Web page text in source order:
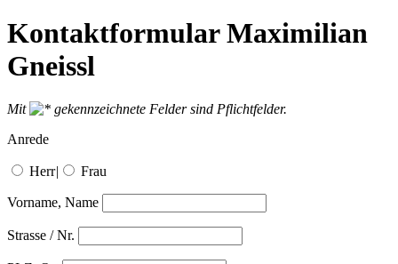
Kontaktformular Maximilian
Gneissl
Mit
gekennzeichnete Felder sind Pflichtfelder.
Anrede
Herr| Frau
Vorname, Name
Strasse / Nr.